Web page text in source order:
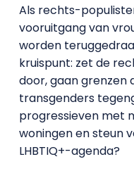
Als rechts-
vooruitgang van
worden
kruispunt: zet de
door, gaan grenzen
transgenders
progressieven met
woningen en steun
LHBTIQ+-agenda?